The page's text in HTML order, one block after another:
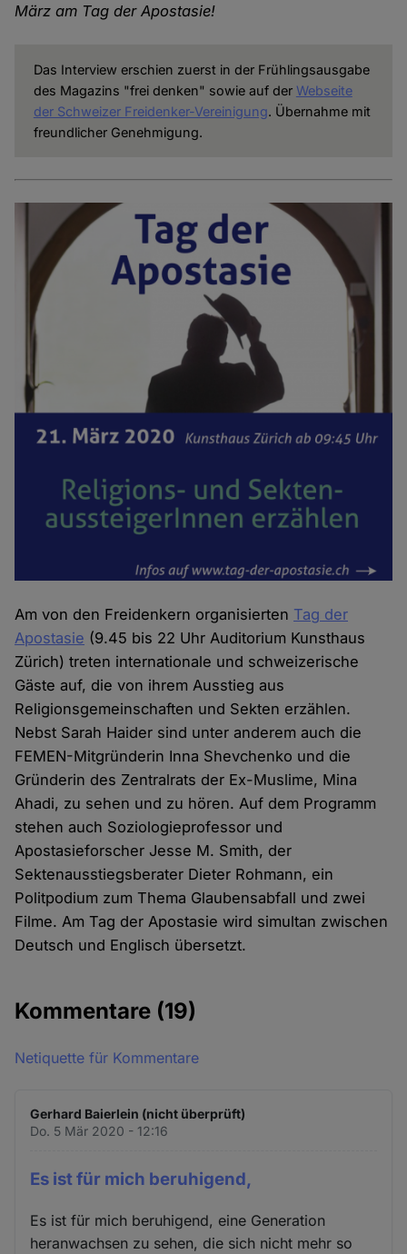
März am Tag der Apostasie!
Das Interview erschien zuerst in der Frühlingsausgabe
des Magazins "frei denken" sowie auf der Webseite
der Schweizer Freidenker-Vereinigung. Übernahme mit
freundlicher Genehmigung.
Am von den Freidenkern organisierten Tag der
Apostasie (9.45 bis 22 Uhr Auditorium Kunsthaus
Zürich) treten internationale und schweizerische
Gäste auf, die von ihrem Ausstieg aus
Religionsgemeinschaften und Sekten erzählen.
Nebst Sarah Haider sind unter anderem auch die
FEMEN-Mitgründerin Inna Shevchenko und die
Gründerin des Zentralrats der Ex-Muslime, Mina
Ahadi, zu sehen und zu hören. Auf dem Programm
stehen auch Soziologieprofessor und
Apostasieforscher Jesse M. Smith, der
Sektenausstiegsberater Dieter Rohmann, ein
Politpodium zum Thema Glaubensabfall und zwei
Filme. Am Tag der Apostasie wird simultan zwischen
Deutsch und Englisch übersetzt.
Kommentare (19)
Netiquette für Kommentare
Gerhard Baierlein (nicht überprüft)
Do. 5 Mär 2020 - 12:16
Es ist für mich beruhigend,
Es ist für mich beruhigend, eine Generation
heranwachsen zu sehen, die sich nicht mehr so